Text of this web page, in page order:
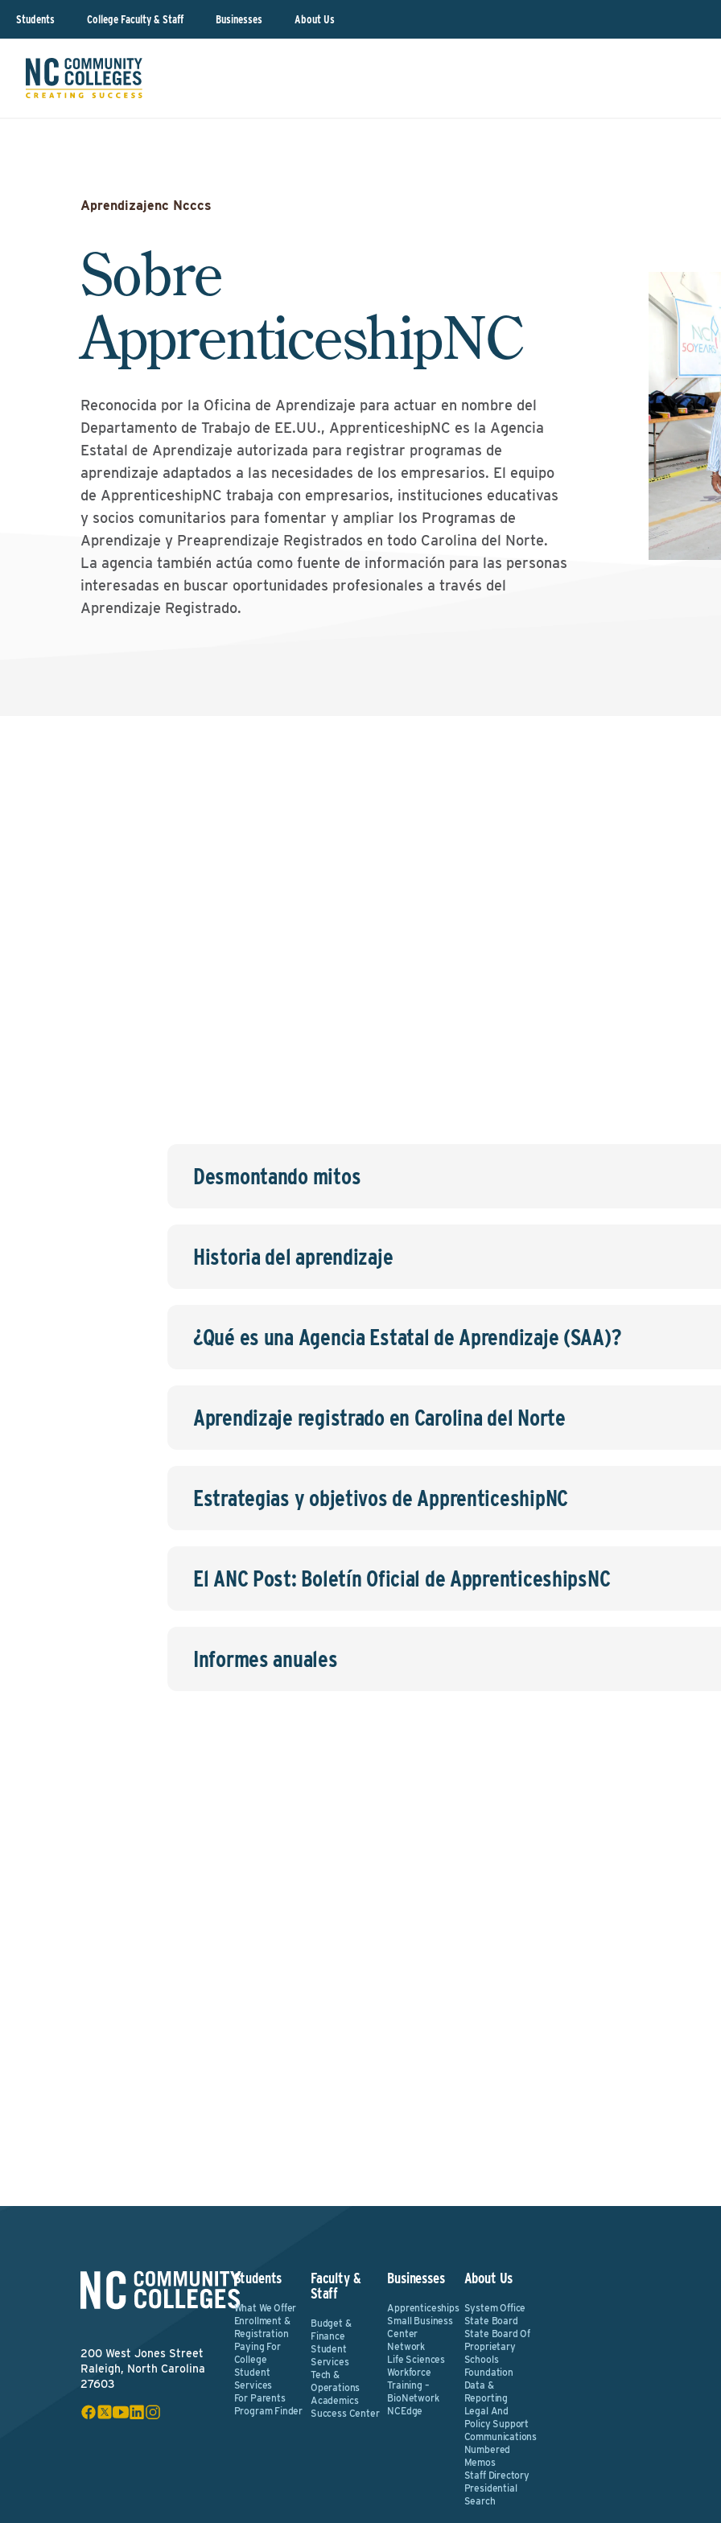
Students College Faculty & Staff Businesses About Us
Aprendizajenc Ncccs
Sobre
ApprenticeshipNC
Reconocida por la Oficina de Aprendizaje para actuar en nombre del
Departamento de Trabajo de EE.UU., ApprenticeshipNC es la Agencia
Estatal de Aprendizaje autorizada para registrar programas de
aprendizaje adaptados a las necesidades de los empresarios. El equipo
de ApprenticeshipNC trabaja con empresarios, instituciones educativas
y socios comunitarios para fomentar y ampliar los Programas de
Aprendizaje y Preaprendizaje Registrados en todo Carolina del Norte.
La agencia también actúa como fuente de información para las personas
interesadas en buscar oportunidades profesionales a través del
Aprendizaje Registrado.
Desmontando mitos
Historia del aprendizaje
¿Qué es una Agencia Estatal de Aprendizaje (SAA)?
Aprendizaje registrado en Carolina del Norte
Estrategias y objetivos de ApprenticeshipNC
El ANC Post: Boletín Oficial de ApprenticeshipsNC
Informes anuales
200 West Jones Street
Raleigh, North Carolina
27603
Students
What We Offer
Enrollment &
Registration
Paying For
College
Student
Services
For Parents
Program Finder
Faculty &
Staff
Budget &
Finance
Student
Services
Tech &
Operations
Academics
Success Center
Businesses
Apprenticeships
Small Business
Center
Network
Life Sciences
Workforce
Training –
BioNetwork
NCEdge
About Us
System Office
State Board
State Board Of
Proprietary
Schools
Foundation
Data &
Reporting
Legal And
Policy Support
Communications
Numbered
Memos
Staff Directory
Presidential
Search